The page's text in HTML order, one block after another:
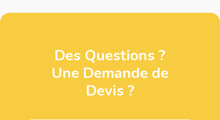
Des Questions ?
Une Demande de
Devis ?